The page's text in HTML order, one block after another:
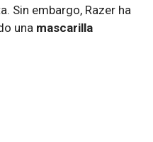
Sin embargo, Razer ha
una mascarilla